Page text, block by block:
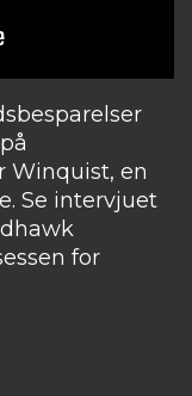
Winquist, en
Se intervjuet
for